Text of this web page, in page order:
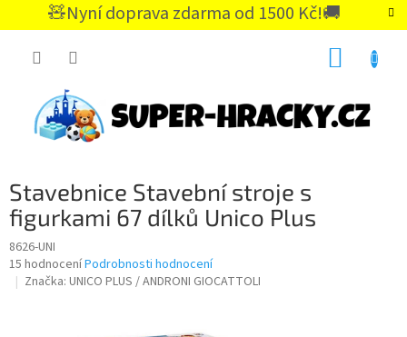
🧸Nyní doprava zdarma od 1500 Kč!🚚
CZK
Stavebnice Stavební stroje s
figurkami 67 dílků Unico Plus
8626-UNI
Průměrné
hodnocení
15 hodnoceníPodrobnosti hodnocení
Značka: UNICO PLUS / ANDRONI GIOCATTOLI